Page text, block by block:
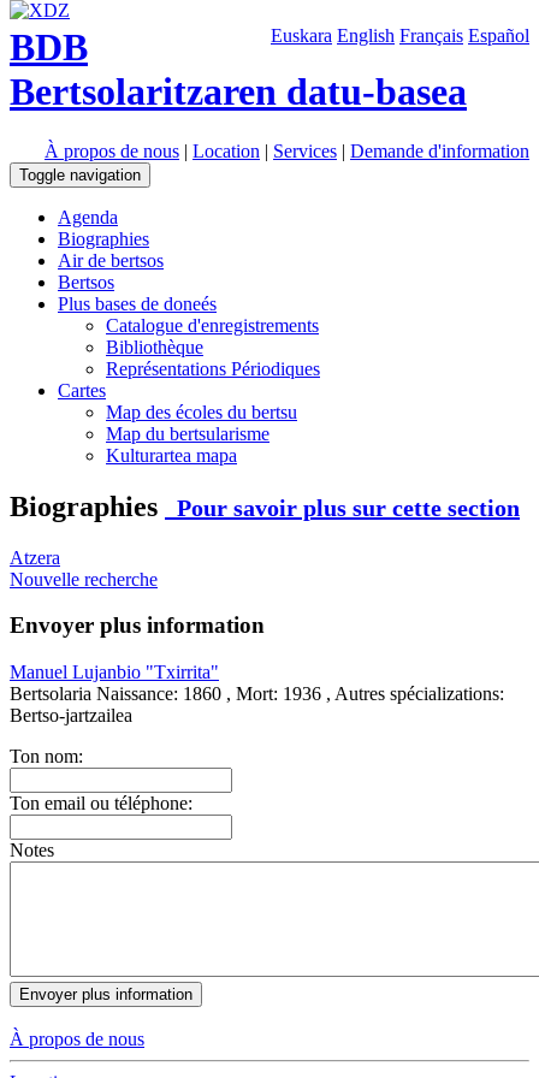
Euskara English Français Español
BDB
Bertsolaritzaren datu-basea
À propos de nous | Location | Services | Demande d'information
Toggle navigation
Agenda
Biographies
Air de bertsos
Bertsos
Plus bases de doneés
Catalogue d'enregistrements
Bibliothèque
Représentations Périodiques
Cartes
Map des écoles du bertsu
Map du bertsularisme
Kulturartea mapa
Biographies Pour savoir plus sur cette section
Atzera
Nouvelle recherche
Envoyer plus information
Manuel Lujanbio "Txirrita"
Bertsolaria Naissance: 1860 , Mort: 1936 , Autres spécializations:
Bertso-jartzailea
Ton nom:
Ton email ou téléphone:
Notes
À propos de nous